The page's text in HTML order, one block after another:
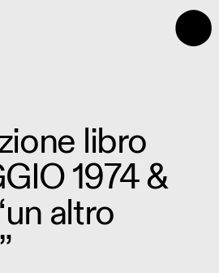
⬤
libro
1974 &
altro